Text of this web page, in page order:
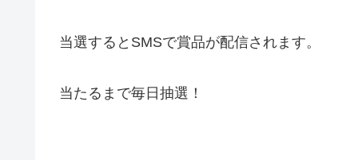
当選するとSMSで賞品が配信されます。
当たるまで毎日抽選 ！